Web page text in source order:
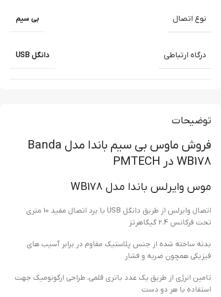
توضیحات
فروش ماوس بی سیم باندا مدل Banda
WB178 در PMTECH
موس وایرلس باندا مدل WB178
اتصال وایرلس از طریق دانگل USB با برد اتصال مفید 10 متری
تحت فرکانس 2.4 گیگاهرتز
بدنه ساخته شده از جنس پلاستیک مقاوم در برابر آسیب های
فیزیکی همچون ضربه و فشار
تامین انرژی از طریق یک عدد باتری قلمی، طراحی ارگونومیک جهت
استفاده با هر دو دست
نوع اتصال بی سیم
درگاه ارتباطی دانگل USB